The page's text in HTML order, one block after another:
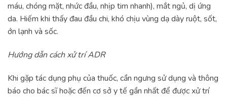
máu, chóng mặt, nhức đầu, nhịp tim nhanh), mắt ngủ, dị ứng
da. Hiếm khi thấy đau đầu chi, khó chịu vùng dạ dày ruột, sốt,
ớn lạnh và sốc.
Hướng dẫn cách xử trí ADR
Khi gặp tác dụng phụ của thuốc, cần ngưng sử dụng và thông
báo cho bác sĩ hoặc đến cơ sở y tế gần nhất để được xử trí